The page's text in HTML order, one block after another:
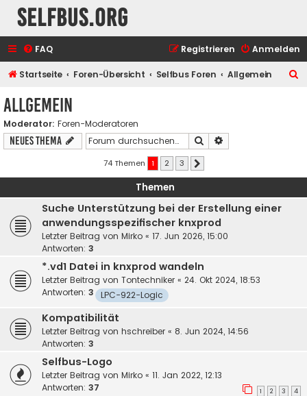
selfbus.org
FAQ Anmelden
Registrieren
Startseite Foren-Übersicht Selfbus Foren Allgemein
Allgemein
Moderator: Foren-Moderatoren
Neues Thema Suche
74 Themen 1 2 3
Themen
Suche Unterstützung bei der Erstellung einer
anwendungsspezifischer knxprod
Letzter Beitrag von Mirko « 17. Jun 2026, 15:00
Antworten: 3
*.vd1 Datei in knxprod wandeln
Letzter Beitrag von Tontechniker « 24. Okt 2024, 18:53
Antworten: 3 LPC-922-Logic
Kompatibilität
Letzter Beitrag von hschreiber « 8. Jun 2024, 14:56
Antworten: 3
Selfbus-Logo
Letzter Beitrag von Mirko « 11. Jan 2022, 12:13
Antworten: 37 1 2 3 4